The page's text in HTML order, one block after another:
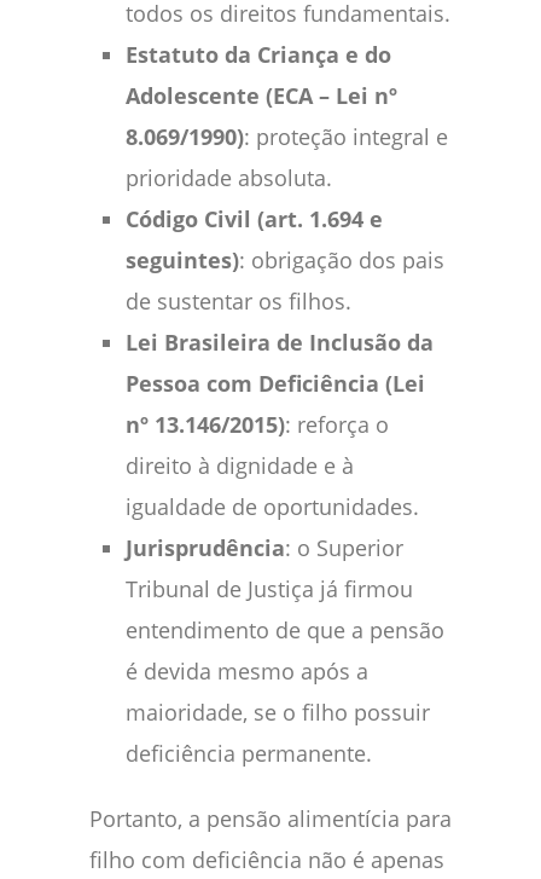
todos os direitos fundamentais.
Estatuto da Criança e do
Adolescente (ECA – Lei nº
8.069/1990): proteção integral e
prioridade absoluta.
Código Civil (art. 1.694 e
seguintes): obrigação dos pais
de sustentar os filhos.
Lei Brasileira de Inclusão da
Pessoa com Deficiência (Lei
nº 13.146/2015): reforça o
direito à dignidade e à
igualdade de oportunidades.
Jurisprudência: o Superior
Tribunal de Justiça já firmou
entendimento de que a pensão
é devida mesmo após a
maioridade, se o filho possuir
deficiência permanente.
Portanto, a pensão alimentícia para
filho com deficiência não é apenas